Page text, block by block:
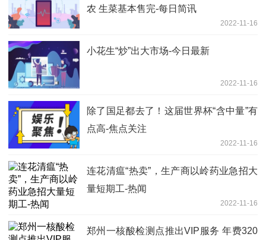
农 生菜基本售完-每日简讯
2022-11-16
小花生“炒”出大市场-今日最新
2022-11-16
除了国足都去了！这届世界杯“含中量”有
点高-焦点关注
2022-11-16
连花清瘟“热卖”，生产商以岭药业急招大
量短期工-热闻
2022-11-16
郑州一核酸检测点推出VIP服务 年费320